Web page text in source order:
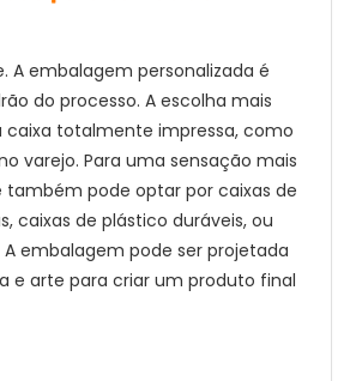
A embalagem personalizada é
do processo. A escolha mais
totalmente impressa, como
varejo. Para uma sensação mais
pode optar por caixas de
caixas de plástico duráveis, ou
embalagem pode ser projetada
e arte para criar um produto final